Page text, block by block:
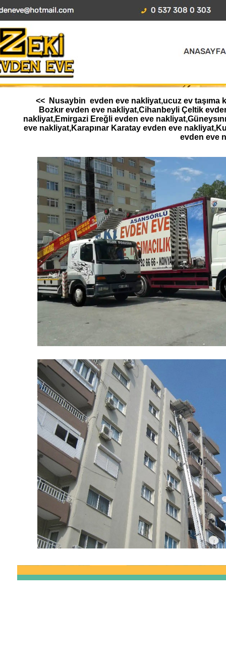
<< Nusaybin evden eve nakliyat,ucuz ev taşıma
Bozkır evden eve nakliyat,Cihanbeyli Çeltik
nakliyat,Emirgazi Ereğli evden eve
eve nakliyat,Karapınar Karatay evden eve
evden eve